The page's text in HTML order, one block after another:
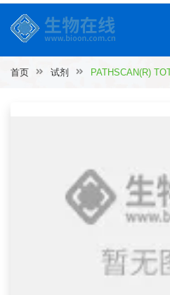
首页 试剂 PATHSCAN(R)